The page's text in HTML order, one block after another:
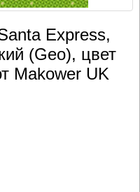
Express,
(Geo), цвет
Makower UK